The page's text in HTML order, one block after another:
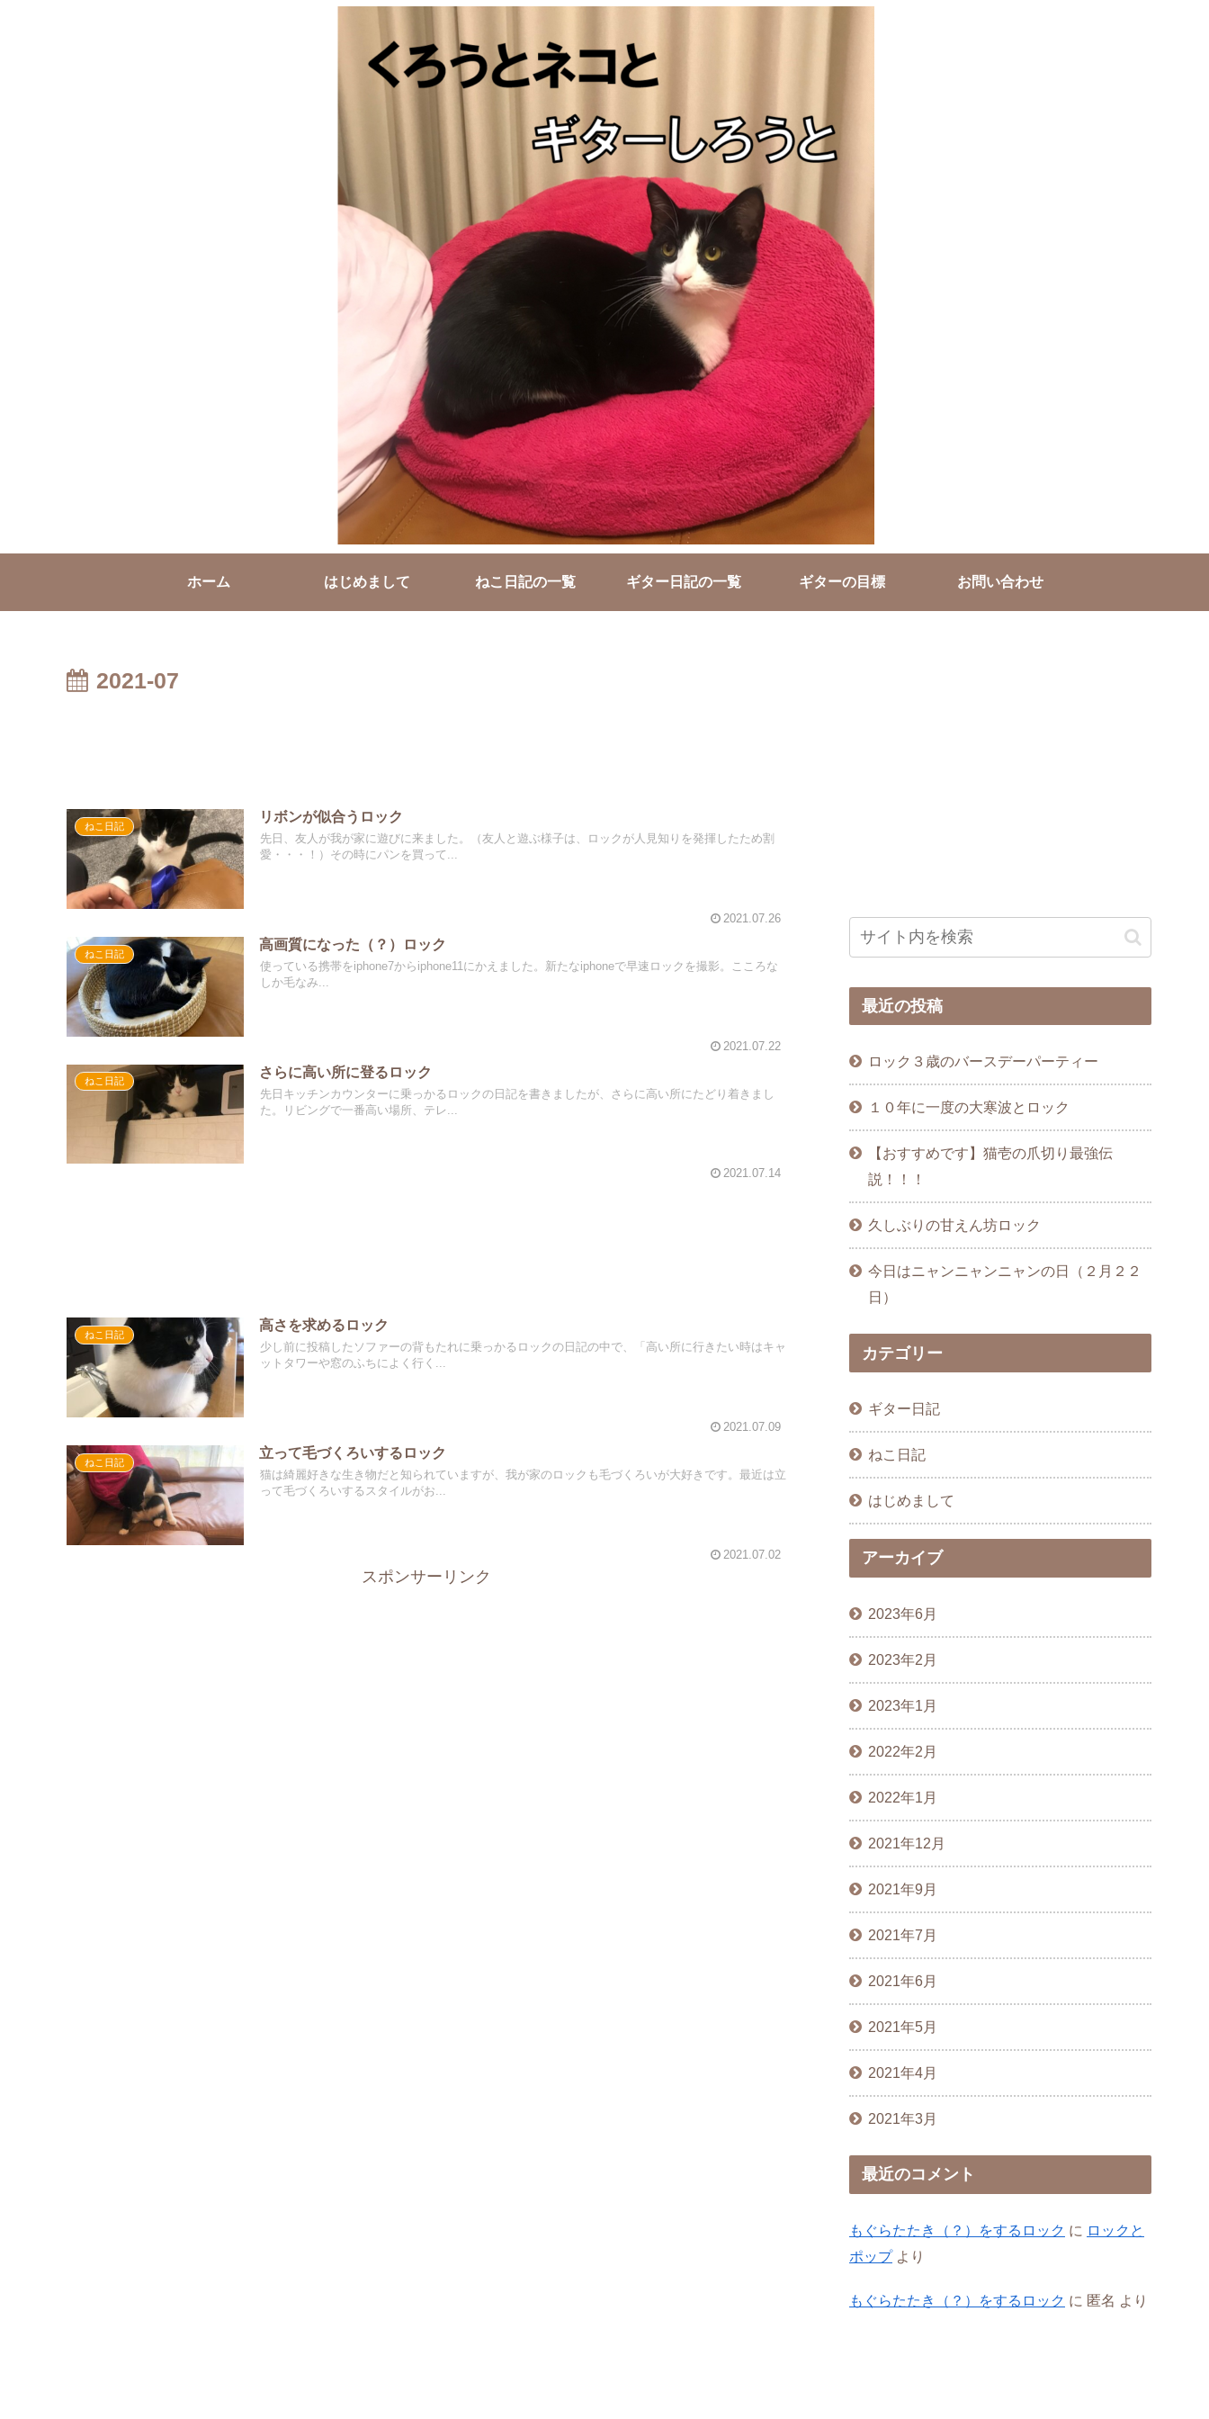
ホーム はじめまして ねこ日記の一覧 ギター日記の一覧 ギターの目標 お問い合わせ
2021-07
ねこ日記
リボンが似合うロック
先日、友人が我が家に遊びに来ました。（友人と遊ぶ様子は、ロックが人見知りを発揮したため割
愛・・・！）その時にパンを買って...
2021.07.26
ねこ日記
高画質になった（？）ロック
使っている携帯をiphone7からiphone11にかえました。新たなiphoneで早速ロックを撮影。こころな
しか毛なみ...
2021.07.22
ねこ日記
さらに高い所に登るロック
先日キッチンカウンターに乗っかるロックの日記を書きましたが、さらに高い所にたどり着きまし
た。リビングで一番高い場所、テレ...
2021.07.14
ねこ日記
高さを求めるロック
少し前に投稿したソファーの背もたれに乗っかるロックの日記の中で、「高い所に行きたい時はキャ
ットタワーや窓のふちによく行く...
2021.07.09
ねこ日記
立って毛づくろいするロック
猫は綺麗好きな生き物だと知られていますが、我が家のロックも毛づくろいが大好きです。最近は立
って毛づくろいするスタイルがお...
2021.07.02
スポンサーリンク
最近の投稿
ロック３歳のバースデーパーティー
１０年に一度の大寒波とロック
【おすすめです】猫壱の爪切り最強伝
説！！！
久しぶりの甘えん坊ロック
今日はニャンニャンニャンの日（２月２２
日）
カテゴリー
ギター日記
ねこ日記
はじめまして
アーカイブ
2023年6月
2023年2月
2023年1月
2022年2月
2022年1月
2021年12月
2021年9月
2021年7月
2021年6月
2021年5月
2021年4月
2021年3月
最近のコメント
もぐらたたき（？）をするロック に ロックと
ポップより
もぐらたたき（？）をするロック に 匿名 より